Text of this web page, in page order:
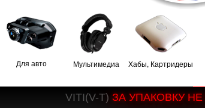
Для авто Мультимедиа Хабы, Картридеры
VITI(V-T) ЗА УПАКОВКУ НЕ